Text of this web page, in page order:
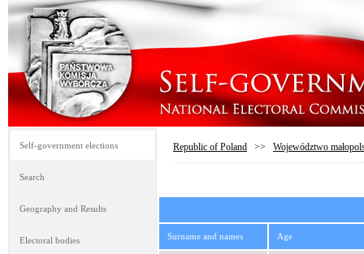
Self-government elections
Search
Geography and Results
Electoral bodies
Republic of Poland >> Województwo
Surname and names Age